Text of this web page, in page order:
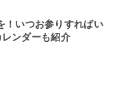
！いつお参りすればい
ンダーも紹介